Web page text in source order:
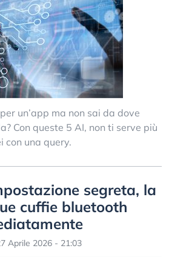
un’app ma non sai da dove
Con queste 5 AI, non ti serve più
con una query.
segreta, la
cuffie bluetooth
Aprile 2026 - 21:03